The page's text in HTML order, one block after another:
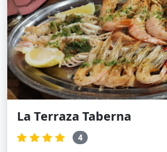
La Terraza Taberna
4